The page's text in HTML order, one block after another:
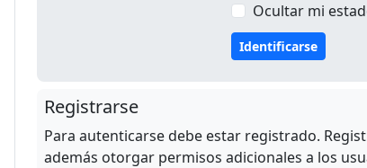
Ocultar mi
Registrarse
Para autenticarse debe estar registrado.
además otorgar permisos adicionales a los